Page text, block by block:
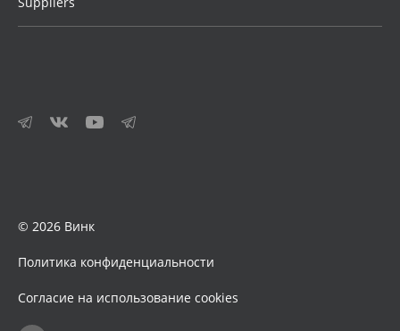
© 2026 Винк
Политика конфиденциальности
Согласие на использование cookies